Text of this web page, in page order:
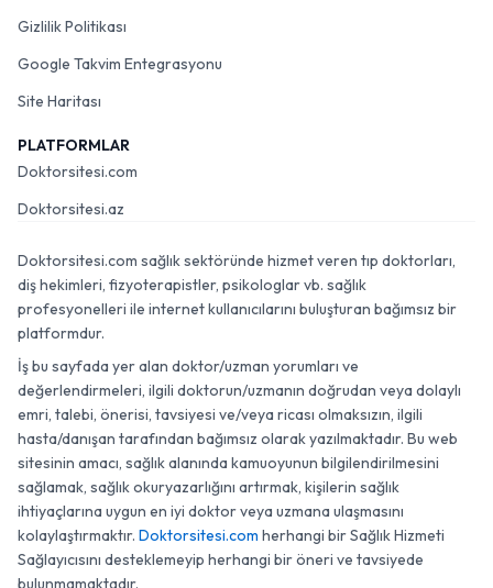
Gizlilik Politikası
Google Takvim Entegrasyonu
Site Haritası
PLATFORMLAR
Doktorsitesi.com
Doktorsitesi.az
Doktorsitesi.com sağlık sektöründe hizmet veren tıp doktorları,
diş hekimleri, fizyoterapistler, psikologlar vb. sağlık
profesyonelleri ile internet kullanıcılarını buluşturan bağımsız bir
platformdur.
İş bu sayfada yer alan doktor/uzman yorumları ve
değerlendirmeleri, ilgili doktorun/uzmanın doğrudan veya dolaylı
emri, talebi, önerisi, tavsiyesi ve/veya ricası olmaksızın, ilgili
hasta/danışan tarafından bağımsız olarak yazılmaktadır. Bu web
sitesinin amacı, sağlık alanında kamuoyunun bilgilendirilmesini
sağlamak, sağlık okuryazarlığını artırmak, kişilerin sağlık
ihtiyaçlarına uygun en iyi doktor veya uzmana ulaşmasını
kolaylaştırmaktır. Doktorsitesi.com herhangi bir Sağlık Hizmeti
Sağlayıcısını desteklemeyip herhangi bir öneri ve tavsiyede
bulunmamaktadır.